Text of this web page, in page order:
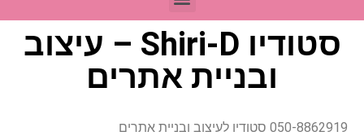
סטודיו Shiri-D – עיצוב
ובניית אתרים
050-8862919 סטודיו לעיצוב ובניית אתרים